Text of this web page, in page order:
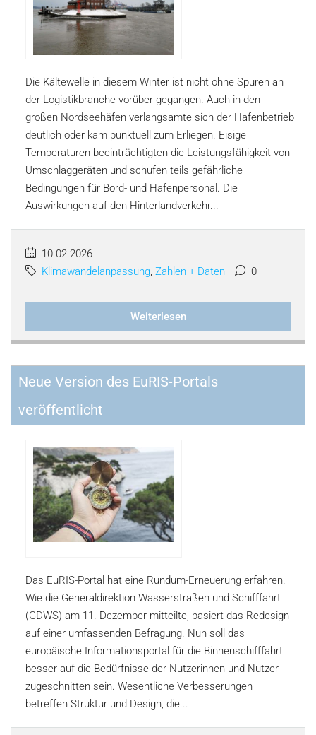
Die Kältewelle in diesem Winter ist nicht ohne Spuren an
der Logistikbranche vorüber gegangen. Auch in den
großen Nordseehäfen verlangsamte sich der Hafenbetrieb
deutlich oder kam punktuell zum Erliegen. Eisige
Temperaturen beeinträchtigten die Leistungsfähigkeit von
Umschlaggeräten und schufen teils gefährliche
Bedingungen für Bord- und Hafenpersonal. Die
Auswirkungen auf den Hinterlandverkehr...
10.02.2026
Klimawandelanpassung, Zahlen + Daten 0
Weiterlesen
Neue Version des EuRIS-Portals
veröffentlicht
Das EuRIS-Portal hat eine Rundum-Erneuerung erfahren.
Wie die Generaldirektion Wasserstraßen und Schifffahrt
(GDWS) am 11. Dezember mitteilte, basiert das Redesign
auf einer umfassenden Befragung. Nun soll das
europäische Informationsportal für die Binnenschifffahrt
besser auf die Bedürfnisse der Nutzerinnen und Nutzer
zugeschnitten sein. Wesentliche Verbesserungen
betreffen Struktur und Design, die...